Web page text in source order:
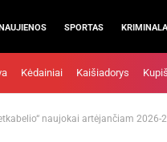
SPORTAS
Kėdainiai Kaišiadorys
naujokai artėjančiam